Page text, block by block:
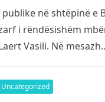
lidhje me
të Big Brother Vip 4
në shtëpinë e
i rëndësishëm
Vasili. Në
Uncategorized